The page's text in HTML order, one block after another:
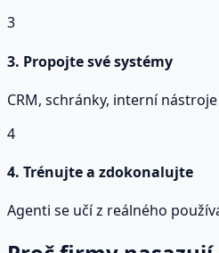
3
3. Propojte své systémy
CRM, schránky, interní
4
4. Trénujte a zdokonalujte
Agenti se učí z reálného